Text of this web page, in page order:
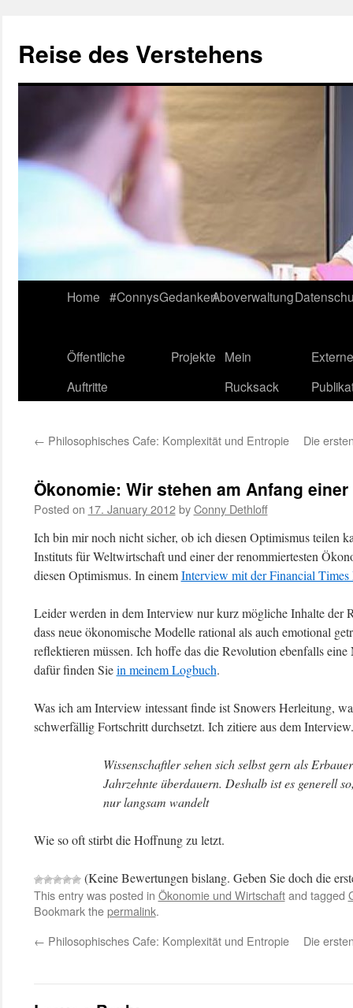
Reise des Verstehens
content
Home #ConnysGedankenAboverwaltung
Öffentliche
Auftritte
Projekte Mein
Rucksack
Externe
← Philosophisches Cafe: Komplexität und Entropie Die
Ökonomie: Wir stehen am Anfang
Posted on 17. January 2012 by Conny Dethloff
Ich bin mir noch nicht sicher, ob ich diesen Optimismus teilen
Instituts für Weltwirtschaft und einer der renommiertesten
diesen Optimismus. In einemInterview mit der Financial Times
Leider werden in dem Interview nur kurz mögliche Inhalte der
dass neue ökonomische Modelle rational als auch emotional
reflektieren müssen. Ich hoffe das die Revolution ebenfalls
dafür finden Siein meinem Logbuch.
Was ich am Interview intessant finde ist Snowers Herleitung,
schwerfällig Fortschritt durchsetzt. Ich zitiere aus dem Interview.
Wissenschaftler sehen sich selbst gern als
Jahrzehnte überdauern. Deshalb ist es generell
nur langsam wandelt
Wie so oft stirbt die Hoffnung zu letzt.
(Keine Bewertungen bislang. Geben Sie doch die
This entry was posted in Ökonomie und Wirtschaftand tagged
Bookmark thepermalink.
← Philosophisches Cafe: Komplexität und Entropie Die